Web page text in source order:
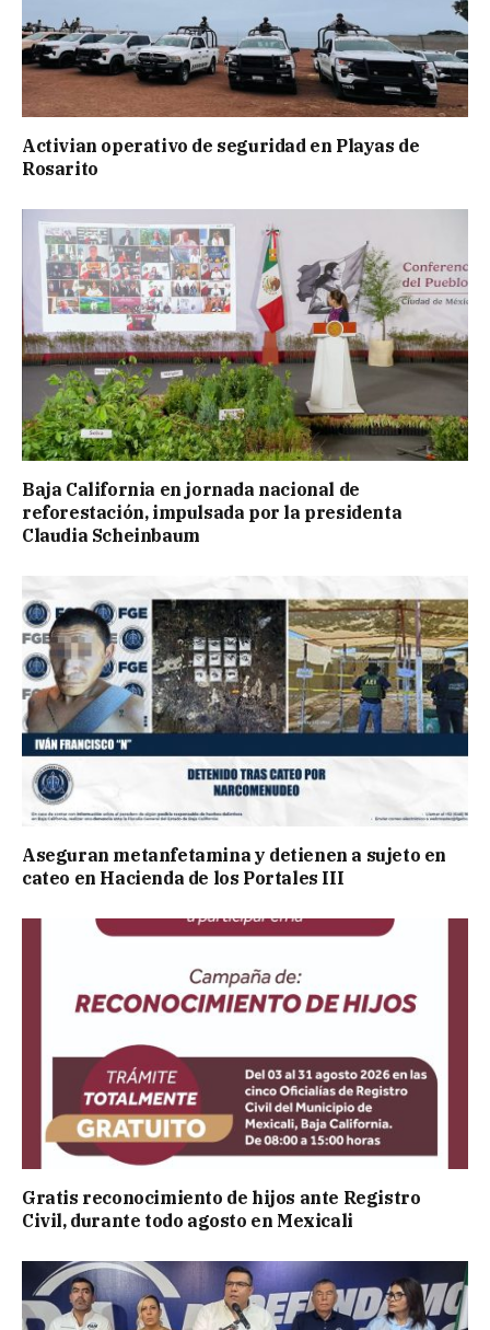
Activian operativo de seguridad en Playas de
Rosarito
Baja California en jornada nacional de
reforestación, impulsada por la presidenta
Claudia Scheinbaum
Aseguran metanfetamina y detienen a sujeto en
cateo en Hacienda de los Portales III
Gratis reconocimiento de hijos ante Registro
Civil, durante todo agosto en Mexicali